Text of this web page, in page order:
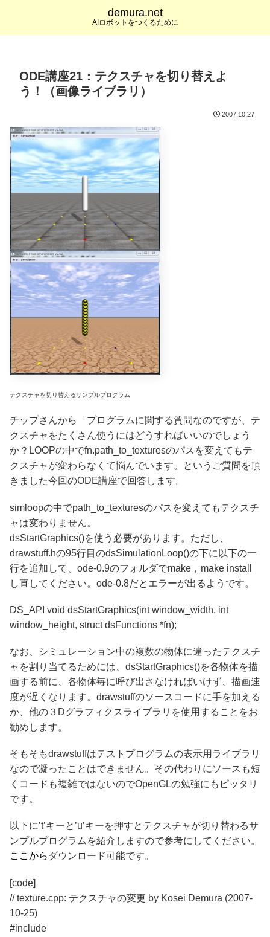
demura.net
AIロボットをつくるために
ODE講座21：テクスチャを切り替えよ
う！（画像ライブラリ）
2007.10.27
テクスチャを切り替えるサンプルプログラム
チップさんから「プログラムに関する質問なのですが、テ
クスチャをたくさん使うにはどうすればいいのでしょう
か？LOOPの中でfn.path_to_texturesのパスを変えてもテ
クスチャが変わらなくて悩んでいます。というご質問を頂
きました今回のODE講座で回答します。
simloopの中でpath_to_texturesのパスを変えてもテクスチ
ャは変わりません。
dsStartGraphics()を使う必要があります。ただし、
drawstuff.hの95行目のdsSimulationLoop()の下に以下の一
行を追加して、ode-0.9のフォルダでmake，make install
し直してください。ode-0.8だとエラーが出るようです。
DS_API void dsStartGraphics(int window_width, int
window_height, struct dsFunctions *fn);
なお、シミュレーション中の複数の物体に違ったテクスチ
ャを割り当てるためには、dsStartGraphics()を各物体を描
画する前に、各物体毎に呼び出さなければいけず、描画速
度が遅くなります。drawstuffのソースコードに手を加える
か、他の３Dグラフィクスライブラリを使用することをお
勧めします。
そもそもdrawstuffはテストプログラムの表示用ライブラリ
なので凝ったことはできません。その代わりにソースも短
くコードも複雑ではないのでOpenGLの勉強にもピッタリ
です。
以下に’t’キーと’u’キーを押すとテクスチャが切り替わるサ
ンプルプログラムを紹介しますので参考にしてください。
ここから ダウンロード可能です。
[code]
// texture.cpp: テクスチャの変更 by Kosei Demura (2007-
10-25)
#include